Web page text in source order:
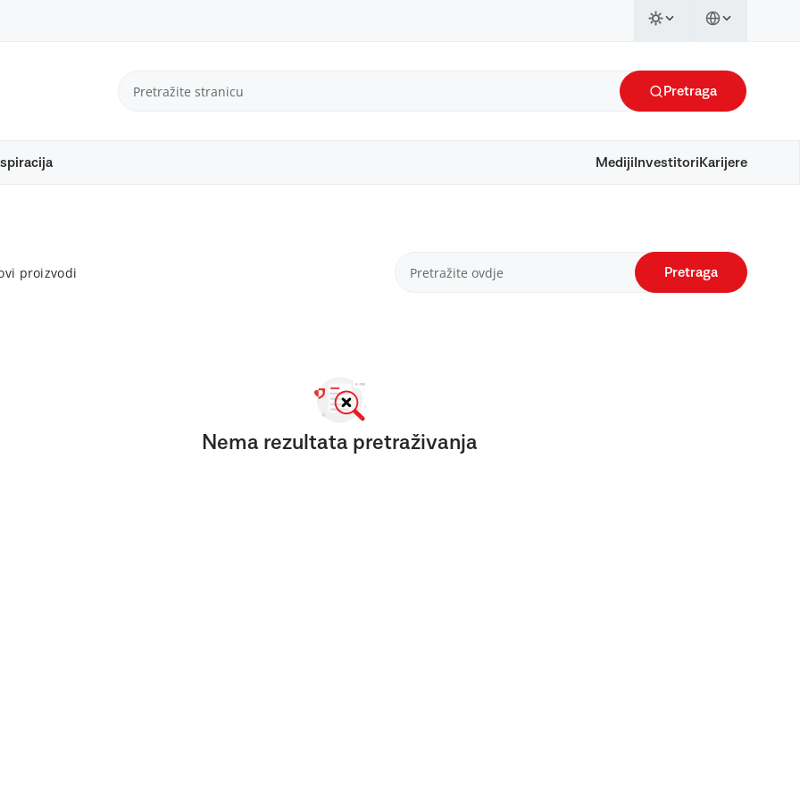
Pretraga
Mediji Investitori Karijere
proizvodi Pretraga
Nema rezultata pretraživanja